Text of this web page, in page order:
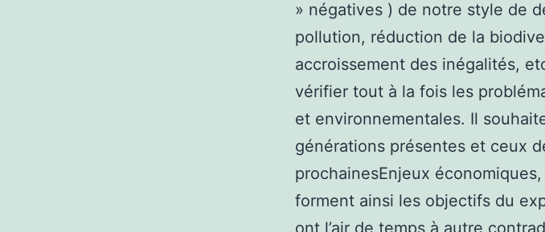
» négatives ) de notre style de
pollution, réduction de la
accroissement des inégalités,
vérifier tout à la fois les
et environnementales. Il
générations présentes et ceux
prochainesEnjeux
forment ainsi les objectifs du
ont l’air de temps à autre